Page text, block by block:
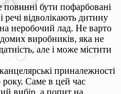
повинні бути пофарбовані
речі відволікають дитину
неробочий лад. Не варто
виробників, яка не
але і може містити
приналежності
року. Саме в цей час
вибір, а попит на